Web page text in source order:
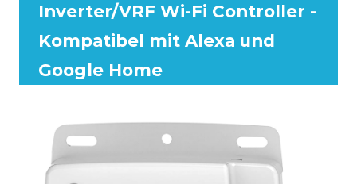
Inverter/VRF Wi-Fi Controller -
Kompatibel mit Alexa und
Google Home